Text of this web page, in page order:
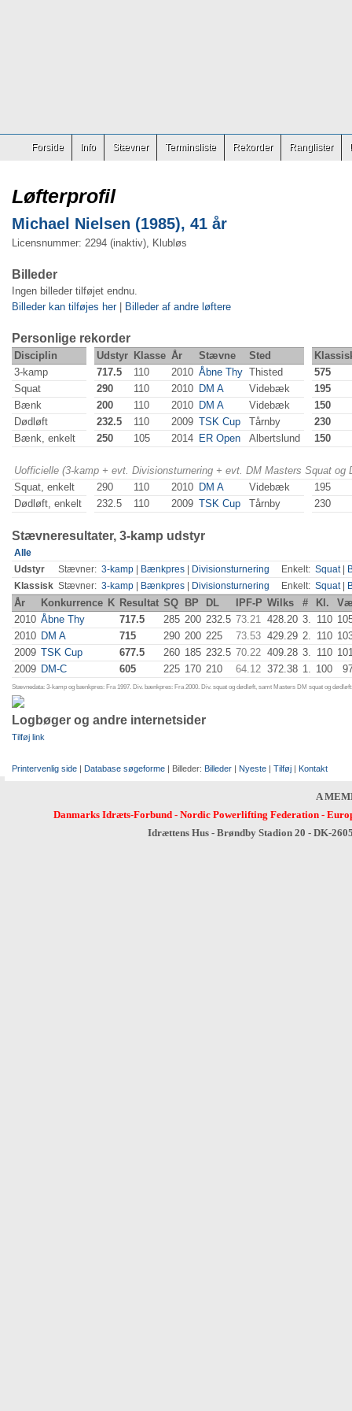
Forside Info Stævner Terminsliste Rekorder Ranglister
Løfterprofil
Michael Nielsen (1985), 41 år
Licensnummer: 2294 (inaktiv), Klubløs
Billeder
Ingen billeder tilføjet endnu.
Billeder kan tilføjes her| Billeder af andre løftere
Personlige rekorder
Disciplin Udstyr Klasse År Stævne Sted
3-kamp
717.5 110 2010 Åbne Thy Thisted
575
Squat
290 110 2010 DM A Videbæk
195
Bænk
200 110 2010 DM A Videbæk
150
Dødløft
232.5 110 2009 TSK Cup Tårnby
230
Bænk, enkelt
250 105 2014 ER Open Albertslund 150
Uofficielle (3-kamp + evt. Divisionsturnering + evt. DM Masters Squat
Squat, enkelt
290 110 2010 DM A Videbæk
195
Dødløft, enkelt
232.5 110 2009 TSK Cup Tårnby 230
Stævneresultater, 3-kamp udstyr
Alle
Udstyr
Stævner: 3-kamp Bænkpres Divisionsturnering Enkelt: Squat|
Klassisk Stævner: 3-kamp Bænkpres Divisionsturnering Enkelt: Squat|
År Konkurrence K Resultat SQ BP DL IPF-P Wilks # Kl.
2010 Åbne Thy 717.5 285 200 232.5 73.21 428.20 3. 110
2010 DM A 715 290 200 225 73.53 429.29 2. 110
2009 TSK Cup 677.5 260 185 232.5 70.22 409.28 3. 110
2009 DM-C 605 225 170 210 64.12 372.38 1. 100
Stævnedata: 3-kamp og bænkpres: Fra 1997. Div. bænkpres: Fra 2000. Div. squat og dødløft, samt Masters DM squat og
Logbøger og andre internetsider
Tilføj link
Printervenlig side | Database søgeforme | Billeder: Billeder | Nyeste | Tilføj | Kontakt
A
Danmarks Idræts-Forbund- Nordic Powerlifting Federation-
Idrættens Hus - Brøndby Stadion 20 - DK-